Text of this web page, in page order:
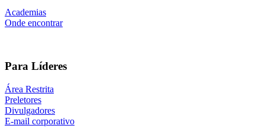
Academias
Onde encontrar
Para Líderes
Área Restrita
Preletores
Divulgadores
E-mail corporativo